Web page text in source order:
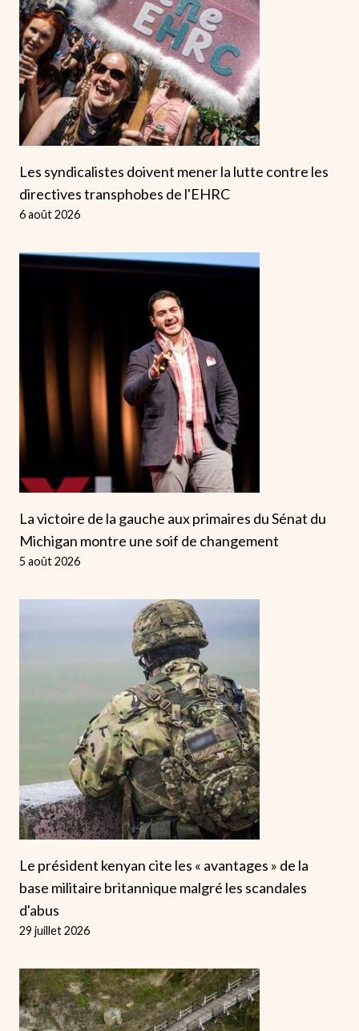
Les syndicalistes doivent mener la lutte contre les
directives transphobes de l'EHRC
6 août 2026
La victoire de la gauche aux primaires du Sénat du
Michigan montre une soif de changement
5 août 2026
Le président kenyan cite les « avantages » de la
base militaire britannique malgré les scandales
d'abus
29 juillet 2026